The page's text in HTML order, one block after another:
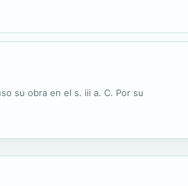
su obra en el s. iii a. C. Por su